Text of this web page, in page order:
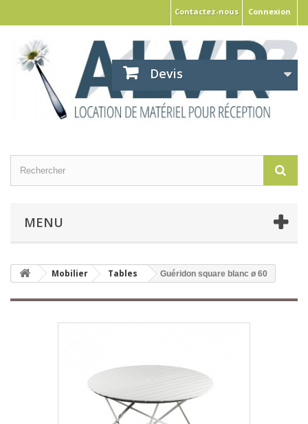
Connexion
Contactez-nous
Devis
MENU
Mobilier Tables Guéridon square blanc ø 60